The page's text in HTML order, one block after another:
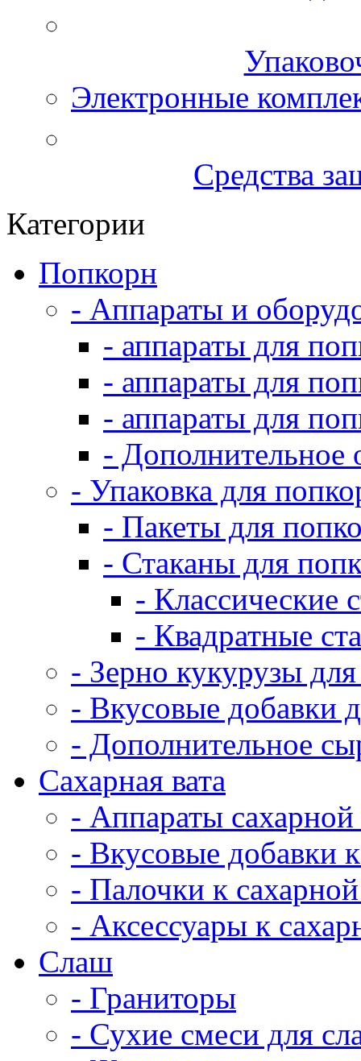
Электронные
Средства
Категории
Попкорн
- Аппараты и
- аппараты для
- аппараты для
- аппараты для
- Дополнительное
- Упаковка для
- Пакеты для
- Стаканы для
- Классические
- Квадратные
- Зерно кукурузы
- Вкусовые добавки
- Дополнительное
Сахарная вата
- Аппараты сахарной
- Вкусовые добавки
- Палочки к сахарной
- Аксессуары к
Cлаш
- Граниторы
- Сухие смеси для